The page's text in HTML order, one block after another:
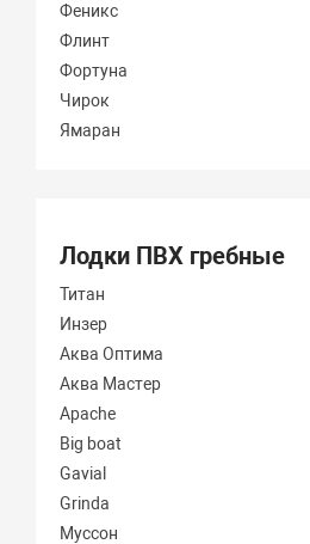
Феникс
Флинт
Фортуна
Чирок
Ямаран
Лодки ПВХ гребные
Титан
Инзер
Аква Оптима
Аква Мастер
Apache
Big boat
Gavial
Grinda
Муссон